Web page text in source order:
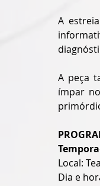
A
A peça
ímpar
Local:
Dia e